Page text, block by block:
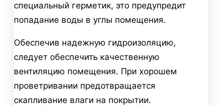
специальный герметик, это предупредит
попадание воды в углы помещения.
Обеспечив надежную гидроизоляцию,
следует обеспечить качественную
вентиляцию помещения. При хорошем
проветривании предотвращается
скапливание влаги на покрытии.